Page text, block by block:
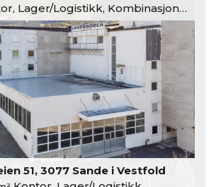
Lager/Logistikk, Kombinasjonslokaler
51, 3077 Sande i Vestfold